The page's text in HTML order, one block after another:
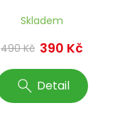
Skladem
490 Kč 390 Kč
Detail